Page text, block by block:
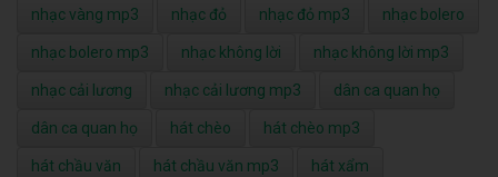
nhạc vàng mp3 nhạc đỏ nhạc đỏ mp3 nhạc bolero
nhạc bolero mp3 nhạc không lời nhạc không lời mp3
nhạc cải lương nhạc cải lương mp3 dân ca quan họ
dân ca quan họ hát chèo hát chèo mp3
hát chầu văn hát chầu văn mp3 hát xẩm